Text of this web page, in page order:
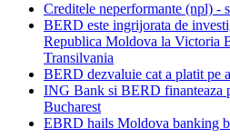
Creditele neperformante (npl) -
BERD este ingrijorata de
Republica Moldova la Victoria
Transilvania
BERD dezvaluie cat a platit pe
ING Bank si BERD finanteaza
Bucharest
EBRD hails Moldova banking